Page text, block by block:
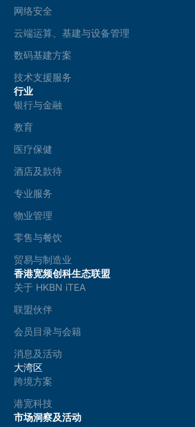
网络安全
云端运算、基建与设备管理
数码基建方案
技术支援服务
行业
银行与金融
教育
医疗保健
酒店及款待
专业服务
物业管理
零售与餐饮
贸易与制造业
香港宽频创科生态联盟
关于 HKBN iTEA
联盟伙伴
会员目录与会籍
消息及活动
大湾区
跨境方案
港宽科技
市场洞察及活动